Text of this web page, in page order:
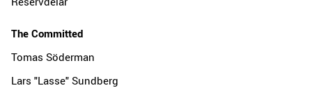
The Committed
Tomas Söderman
Lars "Lasse" Sundberg